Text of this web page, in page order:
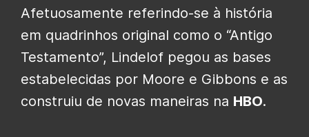
Afetuosamente referindo-se à história
em quadrinhos original como o “Antigo
Testamento”, Lindelof pegou as bases
estabelecidas por Moore e Gibbons e as
construiu de novas maneiras na HBO.